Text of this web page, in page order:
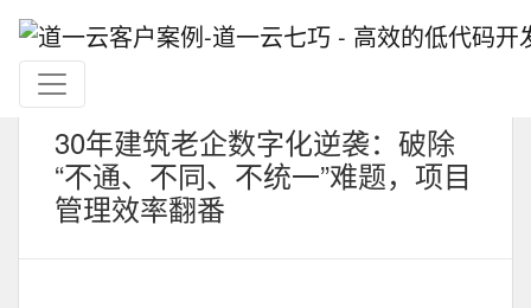
30年建筑老企数字化逆袭：破除
“不通、不同、不统一”难题，项目
管理效率翻番